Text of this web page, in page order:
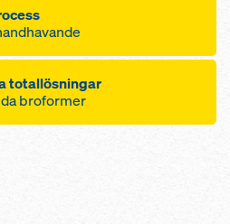
kan kombineras på
för snabbt
och hög bärförmåga
totallösningar
broformer